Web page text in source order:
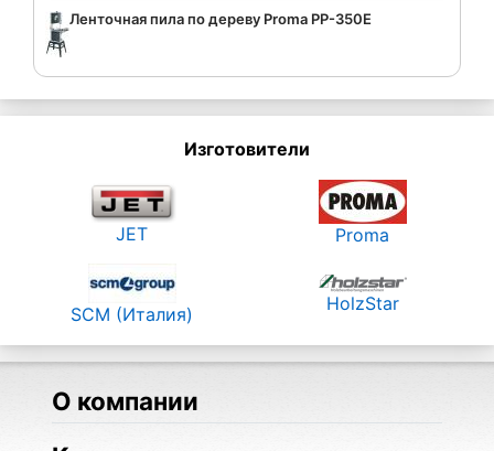
Ленточная пила по дереву Proma PP-350E
Изготовители
JET Proma
SCM (Италия) HolzStar
О компании